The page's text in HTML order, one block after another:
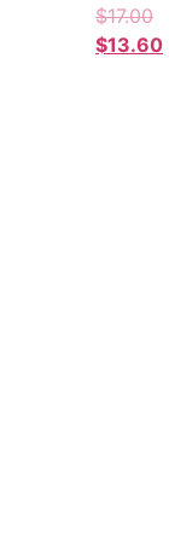
$17.00
$13.60